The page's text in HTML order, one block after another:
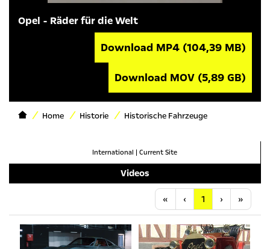
Opel - Räder für die Welt
Download MP4 (104,39 MB)
Download MOV (5,89 GB)
Home Historie Historische Fahrzeuge
International | Current Site
Videos
« Anfang
‹ Vorherige
1 ›Nächste
»